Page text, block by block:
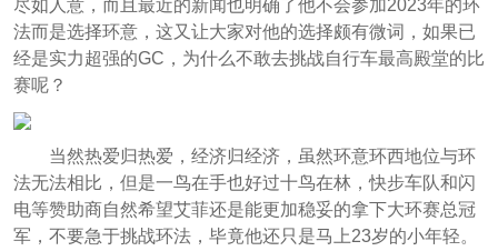
尽如人意，而且最近的新闻也明确了他不会参加2023年的环
法而是选择环意，这又让大家对他的选择颇有微词，如果已
经是实力超强的GC，为什么不敢去挑战自行车最高殿堂的比
赛呢？
当然热爱归热爱，经济归经济，虽然环意环西地位与环
法无法相比，但是一鸟在手也好过十鸟在林，快步车队和闪
电等赞助商自然希望艾菲还是能更加稳妥的拿下大环赛总冠
军，不要急于挑战环法，毕竟他还只是马上23岁的小年轻。